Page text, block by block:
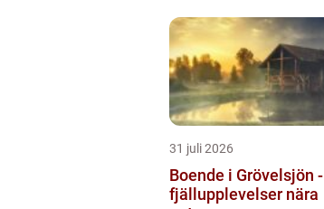
31 juli 2026
Boende i Grövelsjön -
fjällupplevelser nära